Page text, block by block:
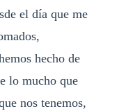
el día que me
hecho de
lo mucho que
nos tenemos,